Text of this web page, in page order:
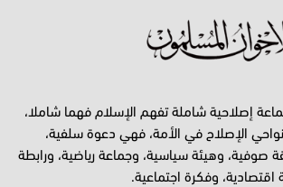
إصلاحية شاملة تفهم الإسلام فهما شاملا،
الإصلاح في الأمة، فهي دعوة سلفية،
صوفية، وهيئة سياسية، وجماعة رياضية، ورابطة
وفكرة اجتماعية.